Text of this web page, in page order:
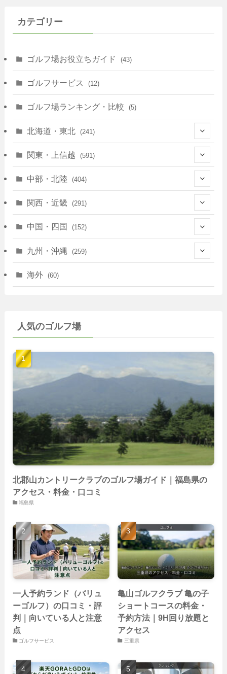
カテゴリー
ゴルフ場お役立ちガイド (43)
ゴルフサービス (12)
ゴルフ場ランキング・比較 (5)
北海道・東北 (241)
(128)
(10)
(17)
(35)
(30)
関東・上信越 (591)
(146)
(40)
(114)
(72)
(14)
(103)
中部・北陸 (404)
(13)
(83)
(78)
(40)
(22)
関西・近畿 (291)
(39)
(25)
中国・四国 (152)
(7)
(39)
(40)
(14)
九州・沖縄 (259)
(28)
(22)
(23)
(22)
(26)
海外 (60)
人気のゴルフ場
北郡山カントリークラブのゴルフ場ガイド｜福島県の
アクセス・料金・口コミ
福島県
一人予約ランド（バリュ
ーゴルフ）の口コミ・評
判｜向いている人と注意
点
ゴルフサービス
亀山ゴルフクラブ 亀の子
ショートコースの料金・
予約方法｜9H回り放題と
アクセス
三重県